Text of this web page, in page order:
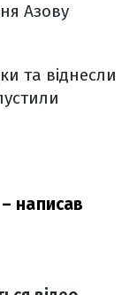
Азову
та віднесли
– написав